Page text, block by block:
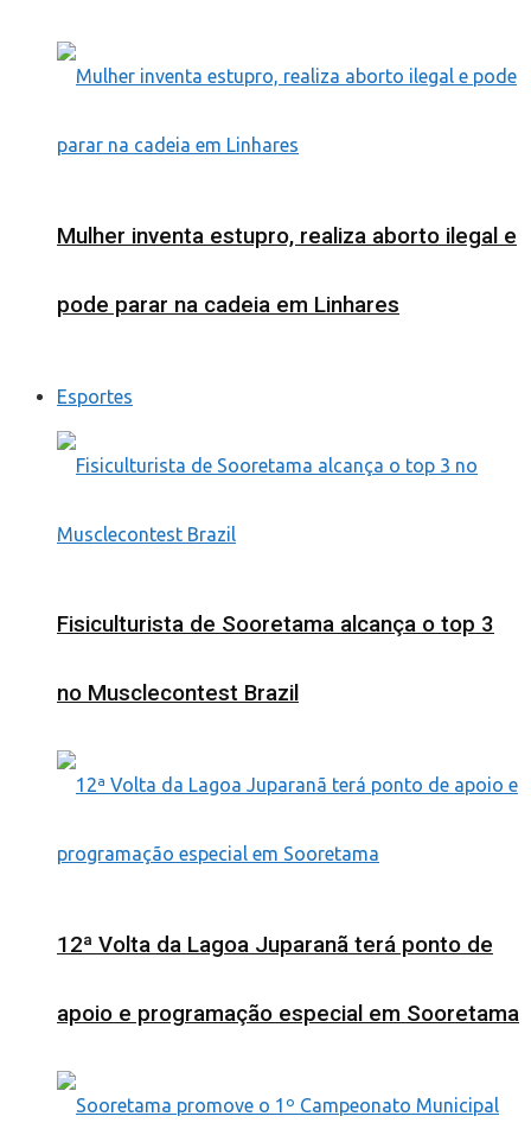
Mulher inventa estupro, realiza aborto ilegal e
pode parar na cadeia em Linhares
Esportes
Fisiculturista de Sooretama alcança o top 3
no Musclecontest Brazil
12ª Volta da Lagoa Juparanã terá ponto de
apoio e programação especial em Sooretama